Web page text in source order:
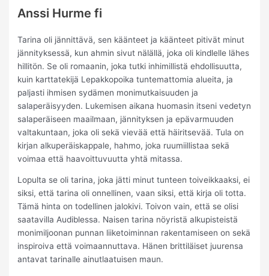
Anssi Hurme fi
Tarina oli jännittävä, sen käänteet ja käänteet pitivät minut
jännityksessä, kun ahmin sivut nälällä, joka oli kindlelle lähes
hillitön. Se oli romaanin, joka tutki inhimillistä ehdollisuutta,
kuin karttatekijä Lepakkopoika tuntemattomia alueita, ja
paljasti ihmisen sydämen monimutkaisuuden ja
salaperäisyyden. Lukemisen aikana huomasin itseni vedetyn
salaperäiseen maailmaan, jännityksen ja epävarmuuden
valtakuntaan, joka oli sekä vievää että häiritsevää. Tula on
kirjan alkuperäiskappale, hahmo, joka ruumiillistaa sekä
voimaa että haavoittuvuutta yhtä mitassa.
Lopulta se oli tarina, joka jätti minut tunteen toiveikkaaksi, ei
siksi, että tarina oli onnellinen, vaan siksi, että kirja oli totta.
Tämä hinta on todellinen jalokivi. Toivon vain, että se olisi
saatavilla Audiblessa. Naisen tarina nöyristä alkupisteistä
monimiljoonan punnan liiketoiminnan rakentamiseen on sekä
inspiroiva että voimaannuttava. Hänen brittiläiset juurensa
antavat tarinalle ainutlaatuisen maun.